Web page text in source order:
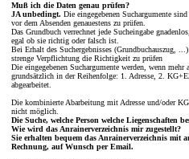
Muß ich die Daten genau prüfen?
JA unbedingt. Die eingegebenen Suchargumente
vor dem Absenden genauestens zu prüfen.
Das Grundbuch verrechnet jede Sucheingabe
egal ob sie richtig oder falsch ist.
Bei Erhalt des Suchergebnisses (Grundbuchauszug,
strenge Verpflichtung die Richtigkeit zu prüfen
Die eingegebenen Suchargumente werden, wenn mehr
grundsätzlich in der Reihenfolge: 1. Adresse, 2.
abgearbeitet.
Die kombinierte Abarbeitung mit Adresse und/oder
nicht möglich.
Die Suche, welche Person welche Liegenschaften
Wie wird das Anrainerverzeichnis mir zugestellt?
Sie erhalten bequem das Anrainerverzeichnis mit
Rechnung, auf Wunsch per Email.